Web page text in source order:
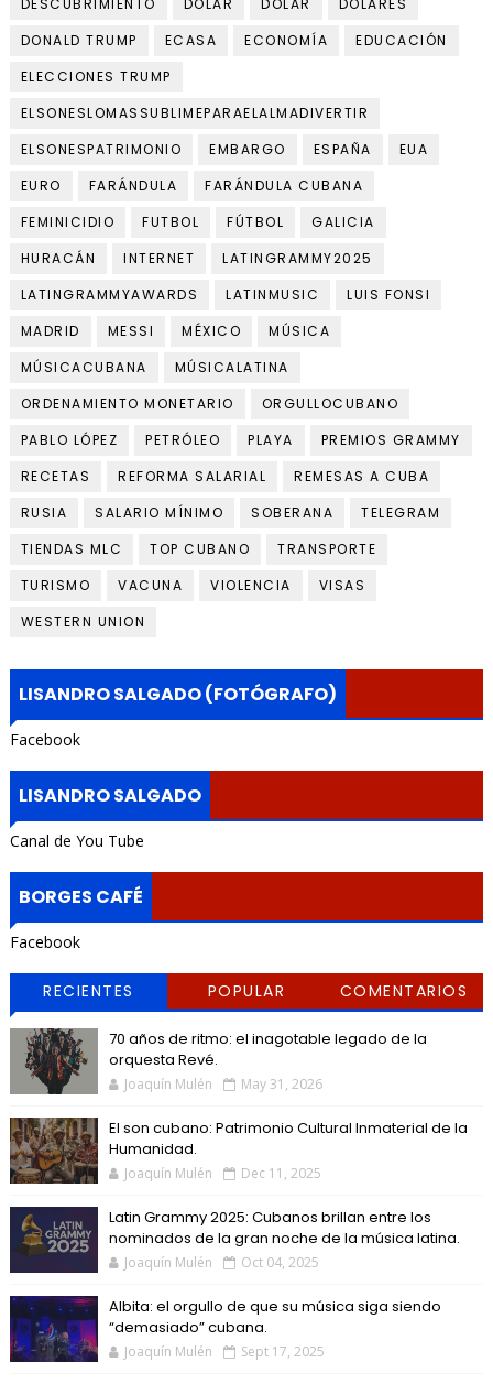
DESCUBRIMIENTO DOLAR DÓLAR
DÓLARES
DONALD TRUMP
ECASA ECONOMÍA
EDUCACIÓN
ELECCIONES TRUMP
ELSONESLOMASSUBLIMEPARAELALMADIVERTIR
ELSONESPATRIMONIO
EMBARGO ESPAÑA
EUA
EURO
FARÁNDULA
FARÁNDULA CUBANA
FEMINICIDIO
FUTBOL FÚTBOL
GALICIA
HURACÁN
INTERNET
LATINGRAMMY2025
LATINGRAMMYAWARDS
LATINMUSIC
LUIS FONSI
MADRID
MESSI MÉXICO
MÚSICA
MÚSICACUBANA
MÚSICALATINA
ORDENAMIENTO MONETARIO
ORGULLOCUBANO
PABLO LÓPEZ
PETRÓLEO PLAYA
PREMIOS GRAMMY
RECETAS
REFORMA SALARIAL
REMESAS A CUBA
RUSIA
SALARIO MÍNIMO SOBERANA
TELEGRAM
TIENDAS MLC
TOP CUBANO
TRANSPORTE
TURISMO
VACUNA VIOLENCIA
VISAS
WESTERN UNION
LISANDRO SALGADO (FOTÓGRAFO)
Facebook
LISANDRO SALGADO
Canal de You Tube
BORGES CAFÉ
Facebook
RECIENTES POPULAR COMENTARIOS
70 años de ritmo: el inagotable legado de la
orquesta Revé.
Joaquín Mulén May 31, 2026
El son cubano: Patrimonio Cultural Inmaterial de la
Humanidad.
Joaquín Mulén Dec 11, 2025
Latin Grammy 2025: Cubanos brillan entre los
nominados de la gran noche de la música latina.
Joaquín Mulén Oct 04, 2025
Albita: el orgullo de que su música siga siendo
“demasiado” cubana.
Joaquín Mulén Sept 17, 2025